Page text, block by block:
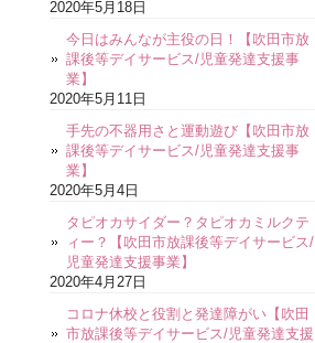
2020年5月18日
今日はみんなが主役の日！【吹田市放
課後等デイサービス/児童発達支援事
業】
2020年5月11日
手先の不器用さと運動遊び【吹田市放
課後等デイサービス/児童発達支援事
業】
2020年5月4日
タピオカサイダー？タピオカミルクテ
ィー？【吹田市放課後等デイサービス/
児童発達支援事業】
2020年4月27日
コロナ休校と役割と発達障がい【吹田
市放課後等デイサービス/児童発達支援